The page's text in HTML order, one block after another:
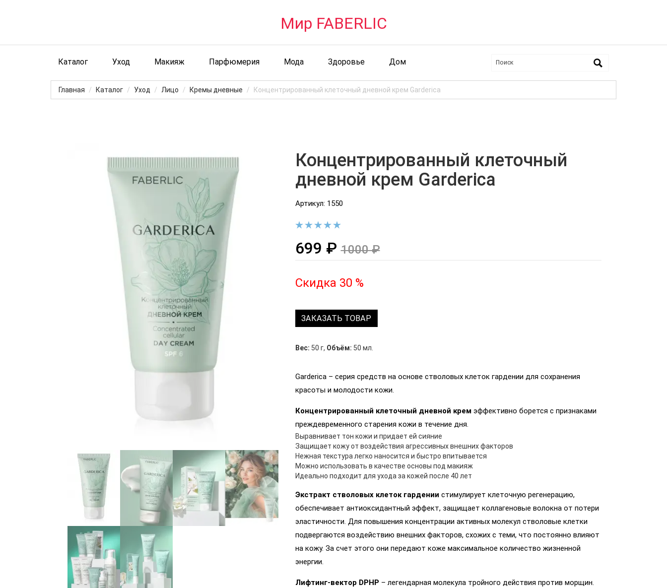
Мир FABERLIC
Каталог Уход Макияж Парфюмерия Мода Здоровье Дом
Главная Каталог Уход Лицо Кремы дневные Концентрированный клеточный дневной крем Garderica
Концентрированный клеточный
дневной крем Garderica
Артикул: 1550
699 ₽1000 ₽
Скидка 30 %
ЗАКАЗАТЬ ТОВАР
Вес: 50 г, Объём: 50 мл.
Garderica – серия средств на основе стволовых клеток гардении для сохранения
красоты и молодости кожи.
Концентрированный клеточный дневной кремэффективно борется с признаками
преждевременного старения кожи в течение дня.
Выравнивает тон кожи и придает ей сияние
Защищает кожу от воздействия агрессивных внешних факторов
Нежная текстура легко наносится и быстро впитывается
Можно использовать в качестве основы под макияж
Идеально подходит для ухода за кожей после 40 лет
Экстракт стволовых клеток гардении стимулирует клеточную регенерацию,
обеспечивает антиоксидантный эффект, защищает коллагеновые волокна от потери
эластичности. Для повышения концентрации активных молекул стволовые клетки
подвергаются воздействию внешних факторов, схожих с теми, что постоянно влияют
на кожу. За счет этого они передают коже максимальное количество жизненной
энергии.
Лифтинг-вектор DPHP – легендарная молекула тройного действия против морщин.